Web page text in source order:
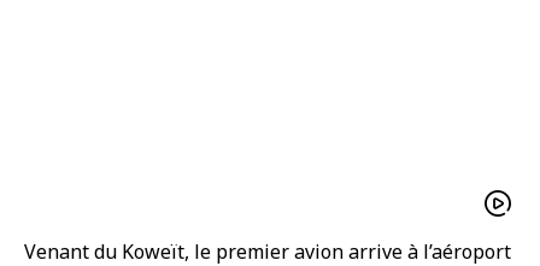
Venant du Koweït, le premier avion arrive à l’aéroport